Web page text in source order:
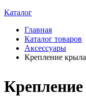
Каталог
Главная
Каталог товаров
Аксессуары
Крепление